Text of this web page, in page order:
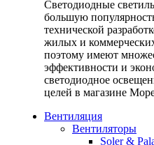
Светодиодные
большую
технической
жилых и
поэтому имеют
эффективности и
светодиодное
целей в магазине
Вентиляция
Вентиляторы
Soler &